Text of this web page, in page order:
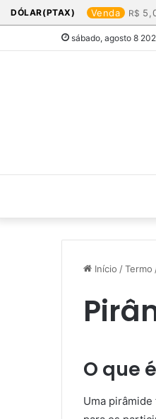
DÓLAR(PTAX) Venda
sábado, agosto 8
Início /Termo
O que
Uma